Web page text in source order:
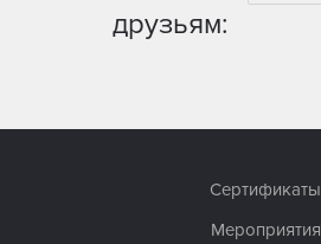
друзьям:
Сертификаты
Мероприятия